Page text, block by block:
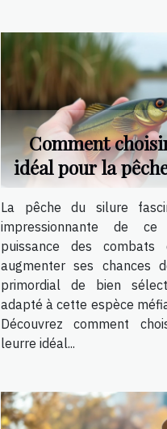
Comment
idéal pour la
La pêche du silure
impressionnante de
puissance des combats
augmenter ses chances
primordial de bien
adapté à cette espèce
Découvrez comment
leurre idéal...